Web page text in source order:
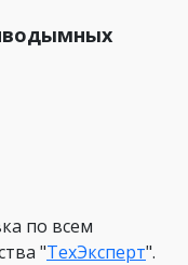
по всем
"ТехЭксперт".